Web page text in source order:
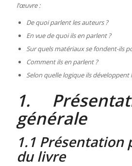
l’œuvre :
De quoi parlent les auteurs ?
En vue de quoi ils en parlent ?
Sur quels matériaux se fondent-ils
Comment ils en parlent ?
Selon quelle logique ils développent
1.
générale
1.1 Présentation
du livre